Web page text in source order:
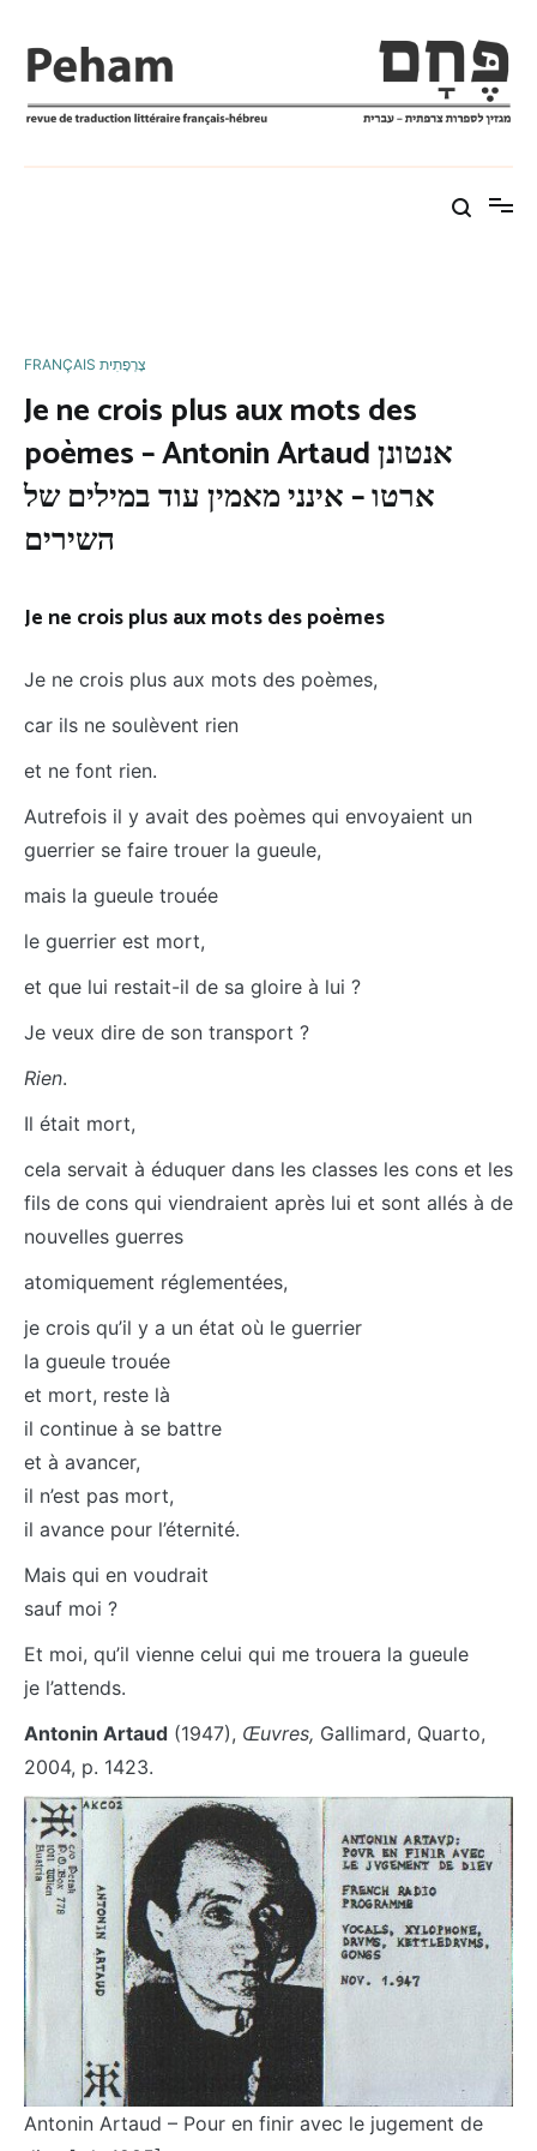
contenu
FRANÇAIS צָרְפָתִית
Je ne crois plus aux mots des
poèmes – Antonin Artaud אנטונן
ארטו – אינני מאמין עוד במילים של
השירים
Je ne crois plus aux mots des poèmes
Je ne crois plus aux mots des poèmes,
car ils ne soulèvent rien
et ne font rien.
Autrefois il y avait des poèmes qui envoyaient un
guerrier se faire trouer la gueule,
mais la gueule trouée
le guerrier est mort,
et que lui restait-il de sa gloire à lui ?
Je veux dire de son transport ?
Rien.
Il était mort,
cela servait à éduquer dans les classes les cons et les
fils de cons qui viendraient après lui et sont allés à de
nouvelles guerres
atomiquement réglementées,
je crois qu’il y a un état où le guerrier
la gueule trouée
et mort, reste là
il continue à se battre
et à avancer,
il n’est pas mort,
il avance pour l’éternité.
Mais qui en voudrait
sauf moi ?
Et moi, qu’il vienne celui qui me trouera la gueule
je l’attends.
Antonin Artaud (1947), Œuvres, Gallimard, Quarto,
2004, p. 1423.
Antonin Artaud – Pour en finir avec le jugement de